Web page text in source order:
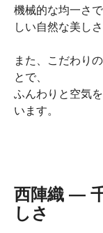
機械的な均一さ
しい自然な美し
また、こだわり
とで、
ふんわりと空気
います。
西陣織 ―
しさ